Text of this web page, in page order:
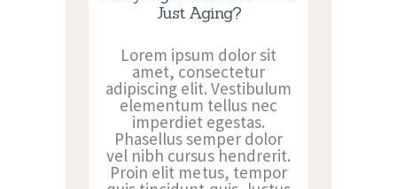
Just Aging?
Lorem ipsum dolor sit
amet, consectetur
adipiscing elit. Vestibulum
elementum tellus nec
imperdiet egestas.
Phasellus semper dolor
vel nibh cursus hendrerit.
Proin elit metus, tempor